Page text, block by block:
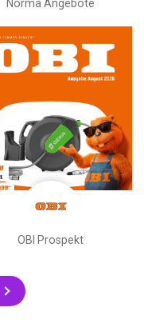
Norma Angebote
OBI Prospekt